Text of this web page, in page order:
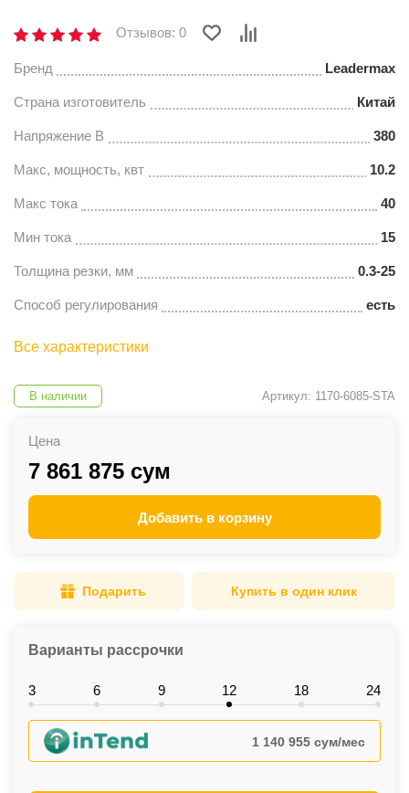
Отзывов: 0
Бренд Leadermax
Страна изготовитель Китай
Напряжение В 380
Макс, мощность, квт 10.2
Макс тока 40
Мин тока 15
Толщина резки, мм 0.3-25
Способ регулирования есть
Все характеристики
В наличии Артикул: 1170-6085-STA
Цена
7 861 875 сум
Добавить в корзину
Подарить Купить в один клик
Варианты рассрочки
3 6 9 12 18 24
1 140 955 сум/мес